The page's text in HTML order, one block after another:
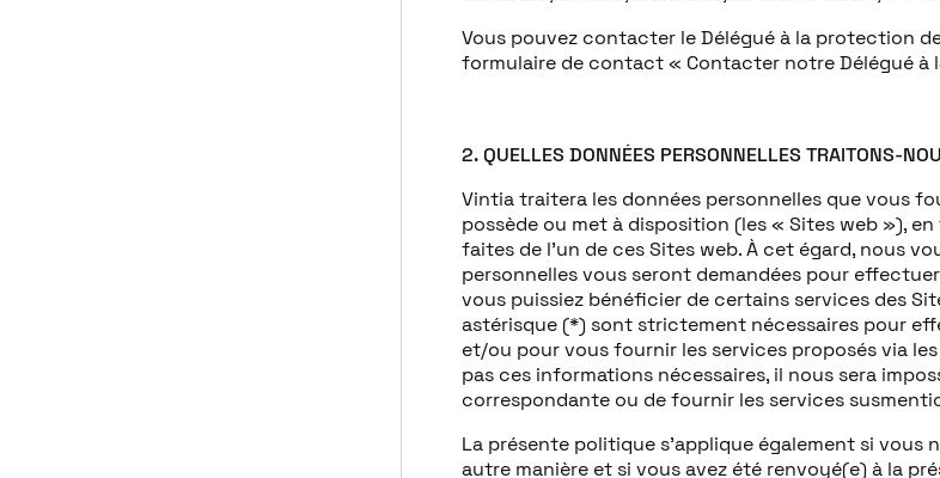
Vous pouvez contacter le Délégué à la protection
formulaire de contact « Contacter notre Délégué à
2. QUELLES DONNÉES PERSONNELLES TRAITONS-
Vintia traitera les données personnelles que vous
possède ou met à disposition (les « Sites web »),
faites de l’un de ces Sites web. À cet égard, nous
personnelles vous seront demandées pour
vous puissiez bénéficier de certains services des
astérisque (*) sont strictement nécessaires pour
et/ou pour vous fournir les services proposés via
pas ces informations nécessaires, il nous sera
correspondante ou de fournir les services
La présente politique s’applique également si vous
autre manière et si vous avez été renvoyé(e) à la